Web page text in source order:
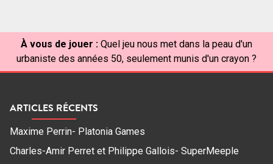
À vous de jouer : Quel jeu nous met dans la peau d'un
urbaniste des années 50, seulement munis d'un crayon ?
ARTICLES RÉCENTS
Maxime Perrin- Platonia Games
Charles-Amir Perret et Philippe Gallois- SuperMeeple